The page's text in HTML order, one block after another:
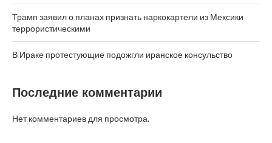
Трамп заявил о планах признать наркокартели из Мексики
террористическими
В Ираке протестующие подожгли иранское консульство
Последние комментарии
Нет комментариев для просмотра.